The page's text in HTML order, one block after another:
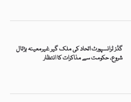
گڈز ٹرانسپورٹ اتحاد کی ملک گیر غیرمعینہ ہڑتال
شروع، حکومت سے مذاکرات کا انتظار